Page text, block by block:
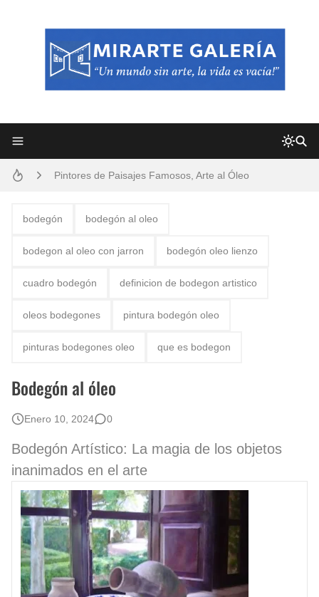
Pintores de Paisajes Famosos, Arte al Óleo
bodegón bodegón al oleo
bodegon al oleo con jarron bodegón oleo lienzo
cuadro bodegón definicion de bodegon artistico
oleos bodegones pintura bodegón oleo
pinturas bodegones oleo que es bodegon
Bodegón al óleo
Enero 10, 2024 0
Bodegón Artístico: La magia de los objetos
inanimados en el arte